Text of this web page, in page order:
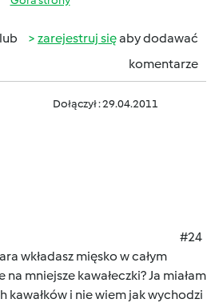
lub zarejestruj sięaby dodawać
komentarze
Dołączył : 29.04.2011
#24
wkładasz mięsko w całym
mniejsze kawałeczki? Ja miałam
kawałków i nie wiem jak wychodzi